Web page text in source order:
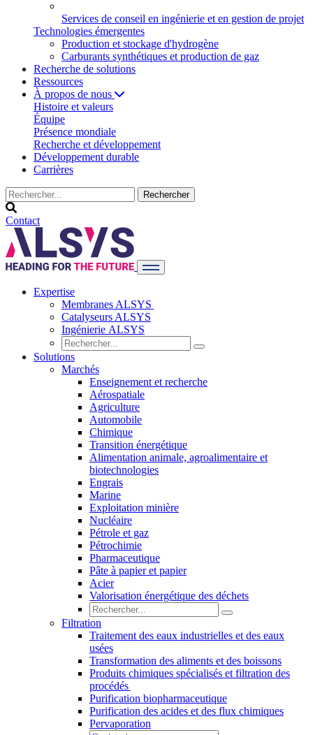
Services de conseil en ingénierie et en gestion de projet
Technologies émergentes
Production et stockage d'hydrogène
Carburants synthétiques et production de gaz
Recherche de solutions
Ressources
À propos de nous
Histoire et valeurs
Équipe
Présence mondiale
Recherche et développement
Développement durable
Carrières
Contact
Expertise
Membranes ALSYS
Catalyseurs ALSYS
Ingénierie ALSYS
Solutions
Marchés
Enseignement et recherche
Aérospatiale
Agriculture
Automobile
Chimique
Transition énergétique
Alimentation animale, agroalimentaire et
biotechnologies
Engrais
Marine
Exploitation minière
Nucléaire
Pétrole et gaz
Pétrochimie
Pharmaceutique
Pâte à papier et papier
Acier
Valorisation énergétique des déchets
Filtration
Traitement des eaux industrielles et des eaux
usées
Transformation des aliments et des boissons
Produits chimiques spécialisés et filtration des
procédés
Purification biopharmaceutique
Purification des acides et des flux chimiques
Pervaporation